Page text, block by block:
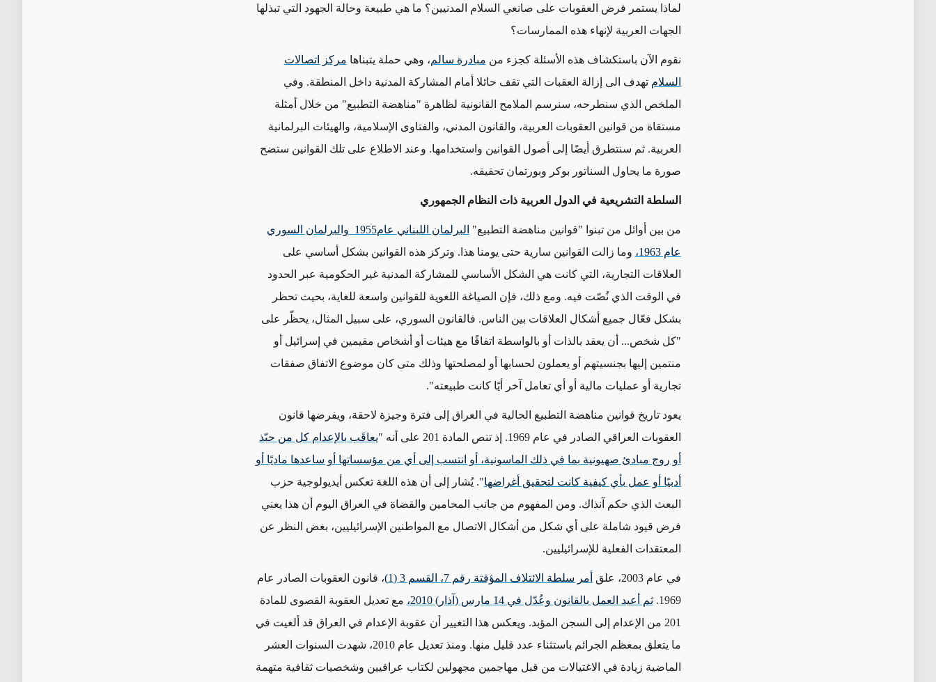
لماذا يستمر فرض العقوبات على صانعي السلام المدنيين؟ ما هي طبيعة وحالة الجهود التي تبذلها
الجهات العربية لإنهاء هذه الممارسات؟
نقوم الآن باستكشاف هذه الأسئلة كجزء من مبادرة سالم، وهي حملة يتبناها مركز اتصالات
السلام تهدف الى إزالة العقبات التي تقف حائلا أمام المشاركة المدنية داخل المنطقة. وفي
الملخص الذي سنطرحه، سنرسم الملامح القانونية لظاهرة "مناهضة التطبيع" من خلال أمثلة
مستقاة من قوانين العقوبات العربية، والقانون المدني، والفتاوى الإسلامية، والهيئات البرلمانية
العربية. ثم سنتطرق أيضًا إلى أصول القوانين واستخدامها. وعند الاطلاع على تلك القوانين ستضح
صورة ما يحاول السناتور بوكر وبورتمان تحقيقه.
السلطة التشريعية في الدول العربية ذات النظام الجمهوري
من بين أوائل من تبنوا "قوانين مناهضة التطبيع" البرلمان اللبناني عام1955 والبرلمان السوري
عام1963، وما زالت القوانين سارية حتى يومنا هذا. وتركز هذه القوانين بشكل أساسي على
العلاقات التجارية، التي كانت هي الشكل الأساسي للمشاركة المدنية غير الحكومية عبر الحدود
في الوقت الذي نُصّت فيه. ومع ذلك، فإن الصياغة اللغوية للقوانين واسعة للغاية، بحيث تحظر
بشكل فعّال جميع أشكال العلاقات بين الناس. فالقانون السوري، على سبيل المثال، يحظّر على
"كل شخص... أن يعقد بالذات أو بالواسطة اتفاقًا مع هيئات أو أشخاص مقيمين في إسرائيل أو
منتمين إليها بجنسيتهم أو يعملون لحسابها أو لمصلحتها وذلك متى كان موضوع الاتفاق صفقات
تجارية أو عمليات مالية أو أي تعامل آخر أيًا كانت طبيعته".
يعود تاريخ قوانين مناهضة التطبيع الحالية في العراق إلى فترة وجيزة لاحقة، ويفرضها قانون
العقوبات العراقي الصادر في عام 1969. إذ تنص المادة 201 على أنه "
يعاقَب بالإعدام كل من حبّذ
أو روج مبادئ صهيونية بما في ذلك الماسونية، أو انتسب إلى أي من مؤسساتها أو ساعدها ماديًا أو
أدبيًا أو عمل بأي كيفية كانت لتحقيق أغراضها". يُشار إلى أن هذه اللغة تعكس أيديولوجية حزب
البعث الذي حكم آنذاك. ومن المفهوم من جانب المحامين والقضاة في العراق اليوم أن هذا يعني
فرض قيود شاملة على أي شكل من أشكال الاتصال مع المواطنين الإسرائيليين، بغض النظر عن
المعتقدات الفعلية للإسرائيليين.
في عام 2003، علق أمر سلطة الائتلاف المؤقتة رقم 7، القسم 3 (1)
، قانون العقوبات الصادر عام
1969. ثم أعيد العمل بالقانون وعُدّل في14 مارس (آذار)2010، مع تعديل العقوبة القصوى للمادة
201 من الإعدام إلى السجن المؤبد. ويعكس هذا التغيير أن عقوبة الإعدام في العراق قد ألغيت في
ما يتعلق بمعظم الجرائم باستثناء عدد قليل منها. ومنذ تعديل عام 2010، شهدت السنوات العشر
الماضية زيادة في الاغتيالات من قبل مهاجمين مجهولين لكتاب عراقيين وشخصيات ثقافية متهمة